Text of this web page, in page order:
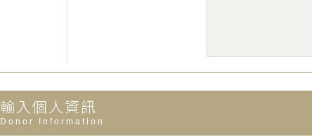
輸入個人資訊
Donor Information